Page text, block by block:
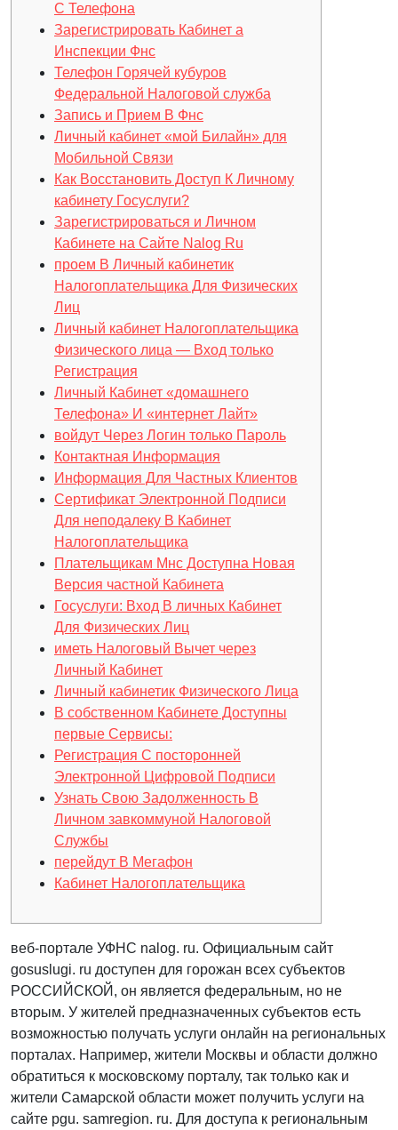
С Телефона
Зарегистрировать Кабинет а
Инспекции Фнс
Телефон Горячей кубуров
Федеральной Налоговой служба
Запись и Прием В Фнс
Личный кабинет «мой Билайн» для
Мобильной Связи
Как Восстановить Доступ К Личному
кабинету Госуслуги?
Зарегистрироваться и Личном
Кабинете на Сайте Nalog Ru
проем В Личный кабинетик
Налогоплательщика Для Физических
Лиц
Личный кабинет Налогоплательщика
Физического лица — Вход только
Регистрация
Личный Кабинет «домашнего
Телефона» И «интернет Лайт»
войдут Через Логин только Пароль
Контактная Информация
Информация Для Частных Клиентов
Сертификат Электронной Подписи
Для неподалеку В Кабинет
Налогоплательщика
Плательщикам Мнс Доступна Новая
Версия частной Кабинета
Госуслуги: Вход В личных Кабинет
Для Физических Лиц
иметь Налоговый Вычет через
Личный Кабинет
Личный кабинетик Физического Лица
В собственном Кабинете Доступны
первые Сервисы:
Регистрация С посторонней
Электронной Цифровой Подписи
Узнать Свою Задолженность В
Личном завкоммуной Налоговой
Службы
перейдут В Мегафон
Кабинет Налогоплательщика
веб-портале УФНС nalog. ru. Официальным сайт
gosuslugi. ru доступен для горожан всех субъектов
РОССИЙСКОЙ, он является федеральным, но не
вторым. У жителей предназначенных субъектов есть
возможностью получать услуги онлайн на региональных
порталах. Например, жители Москвы и области должно
обратиться к московскому порталу, так только как и
жители Самарской области может получить услуги на
сайте pgu. samregion. ru. Для доступа к региональным